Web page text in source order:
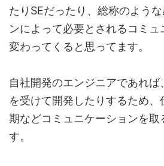
たりSEだったり、総称のよう
ンによって必要とされるコミュ
変わってくると思ってます。
自社開発のエンジニアであれ
を受けて開発したりするため、
期などコミュニケーションを取
す。